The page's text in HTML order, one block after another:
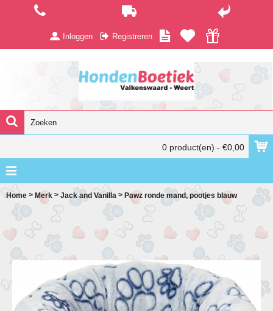
Inloggen Registreren
0 product(en) - €0,00
Home > Merk > Jack and Vanilla > Pawz ronde mand, pootjes blauw